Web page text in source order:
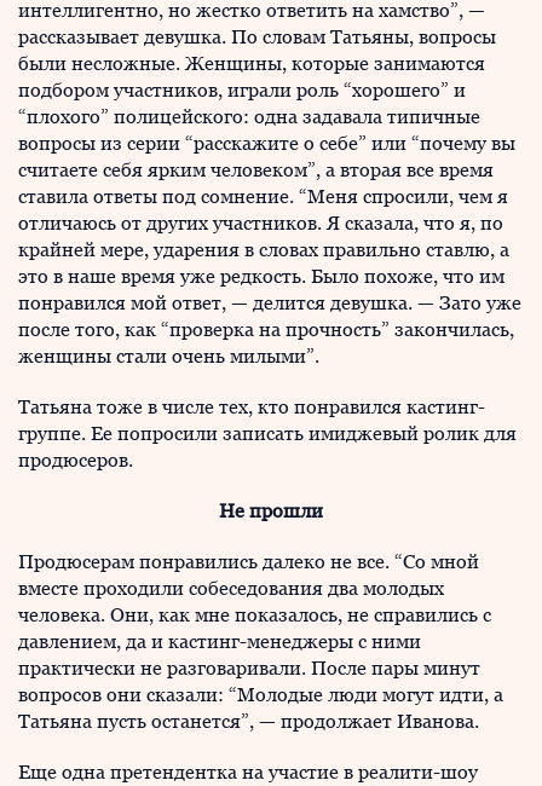
интеллигентно, но жестко ответить на хамство”, —
рассказывает девушка. По словам Татьяны, вопросы
были несложные. Женщины, которые занимаются
подбором участников, играли роль “хорошего” и
“плохого” полицейского: одна задавала типичные
вопросы из серии “расскажите о себе” или “почему вы
считаете себя ярким человеком”, а вторая все время
ставила ответы под сомнение. “Меня спросили, чем я
отличаюсь от других участников. Я сказала, что я, по
крайней мере, ударения в словах правильно ставлю, а
это в наше время уже редкость. Было похоже, что им
понравился мой ответ, — делится девушка. — Зато уже
после того, как “проверка на прочность” закончилась,
женщины стали очень милыми”.
Татьяна тоже в числе тех, кто понравился кастинг-
группе. Ее попросили записать имиджевый ролик для
продюсеров.
Не прошли
Продюсерам понравились далеко не все. “Со мной
вместе проходили собеседования два молодых
человека. Они, как мне показалось, не справились с
давлением, да и кастинг-менеджеры с ними
практически не разговаривали. После пары минут
вопросов они сказали: “Молодые люди могут идти, а
Татьяна пусть останется”, — продолжает Иванова.
Еще одна претендентка на участие в реалити-шоу